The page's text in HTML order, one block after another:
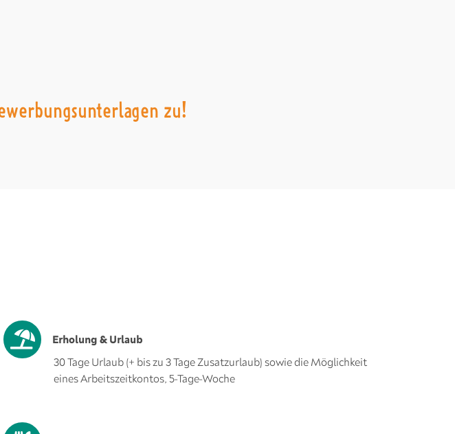
zu!
Erholung & Urlaub
30 Tage Urlaub (+ bis zu 3 Tage Zusatzurlaub) sowie die Möglichkeit
eines Arbeitszeitkontos, 5-Tage-Woche